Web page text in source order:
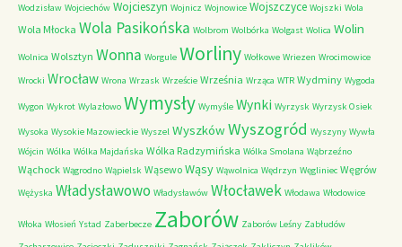
Wodzisław Wojciechów Wojcieszyn Wojnicz Wojnowice Wojszczyce Wojszki Wola
Wola Młocka Wola Pasikońska Wolbrom Wolbórka Wolgast Wolica Wolin
Wolnica Wolsztyn Wonna Worgule Worliny Wołkowe Wriezen Wrocimowice
Wrocki Wrocław Wrona Wrzask Wrzeście Września Wrząca WTR Wydminy Wygoda
Wygon Wykrot Wylazłowo Wymysły Wymyśle Wynki Wyrzysk Wyrzysk Osiek
Wysoka Wysokie Mazowieckie Wyszel WyszkówWyszogród Wyszyny Wywła
Wójcin Wólka Wólka Majdańska Wólka Radzymińska Wólka Smolana Wąbrzeźno
Wąchock Wągrodno Wąpielsk Wąsewo Wąsy Wąwolnica Wędrzyn Węgliniec Węgrów
Wężyska Władysławowo Władysławów Włocławek Włodawa Włodowice
Włoka Włosień Ystad Zaberbecze Zaborów Zaborów Leśny Zabłudów